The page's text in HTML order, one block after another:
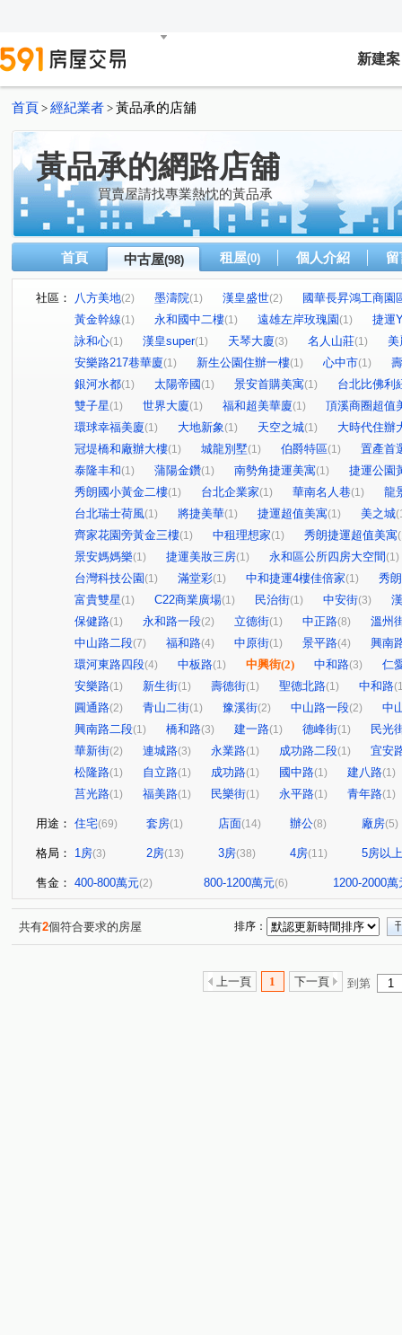
新建案
首頁 > 經紀業者 > 黃品承的店舖
黃品承的網路店舖
買賣屋請找專業熱忱的黃品承
首頁 中古屋(98) 租屋(0) 個人介紹
社區： 八方美地(2) 墨濤院(1) 漢皇盛世(2)
國華長昇鴻工商園
黃金幹線(1) 永和國中二樓(1) 遠雄左岸玫瑰園(1)
捷運
詠和心(1) 漢皇super(1) 天琴大廈(3) 名人山莊(1)
美
安樂路217巷華廈(1) 新生公園住辦一樓(1) 心中市(1)
銀河水都(1) 太陽帝國 (1) 景安首購美寓(1)
台北比佛利
雙子星(1) 世界大廈(1) 福和超美華廈(1)
頂溪商圈超值
環球幸福美廈(1) 大地新象(1) 天空之城(1)
大時代住辦
冠堤橋和廠辦大樓(1) 城龍別墅(1) 伯爵特區(1)
置產首
泰隆丰和(1) 蒲陽金鑽(1) 南勢角捷運美寓(1)
捷運公園
秀朗國小黃金二樓(1) 台北企業家(1) 華南名人巷(1)
龍
台北瑞士荷風(1) 將捷美華(1) 捷運超值美寓(1) 美之城
齊家花園旁黃金三樓(1) 中租理想家(1) 秀朗捷運超值美寓
景安媽媽樂(1) 捷運美妝三房(1) 永和區公所四房大空間 (1)
台灣科技公園 (1) 滿堂彩(1) 中和捷運4樓佳倍家(1)
秀
富貴雙星(1) C22商業廣場(1) 民治街(1) 中安街(3)
保健路(1) 永和路一段(2) 立德街(1) 中正路(8)
溫州
中山路二段(7) 福和路(4) 中原街(1) 景平路(4)
興南
環河東路四段(4) 中板路(1) 中興街(2) 中和路(3)
仁
安樂路(1) 新生街(1) 壽德街(1) 聖德北路(1) 中和路
圓通路(2) 青山二街(1) 豫溪街(2) 中山路一段(2)
中
興南路二段(1) 橋和路(3) 建一路(1) 德峰街(1)
民光
華新街(2) 連城路(3) 永業路(1) 成功路二段(1)
宜安
松隆路(1) 自立路(1) 成功路(1) 國中路(1) 建八路(1)
莒光路(1) 福美路(1) 民樂街(1) 永平路(1) 青年路(1)
用途： 住宅(69) 套房(1) 店面(14) 辦公(8) 廠房(5)
格局： 1房(3) 2房(13) 3房(38) 4房(11) 5房以上
售金： 400-800萬元(2) 800-1200萬元(6) 1200-2000萬
共有2個符合要求的房屋 排序：
上一頁 1 下一頁 到第